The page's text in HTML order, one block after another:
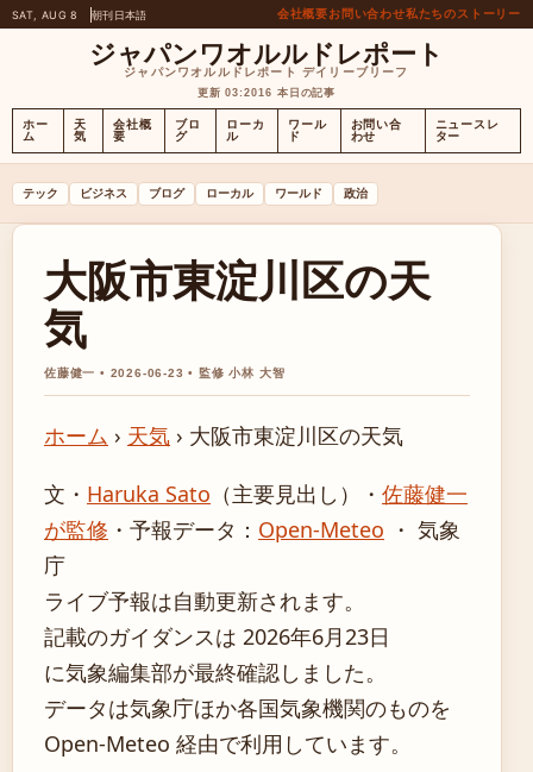
SAT, AUG 8 朝刊日本語 会社概要お問い合わせ私たちのストーリー
ジャパンワオルルドレポート
ジャパンワオルルドレポート デイリーブリーフ
更新 03:2016 本日の記事
ホー
ム
天
気
会社概
要
ブロ
グ
ローカ
ル
ワール
ド
お問い合
わせ
ニュースレ
ター
テック ビジネス ブログ ローカル ワールド 政治
大阪市東淀川区の天
気
佐藤健一 • 2026-06-23 • 監修 小林 大智
ホーム › 天気 › 大阪市東淀川区の天気
文・ Haruka Sato （主要見出し） ・ 佐藤健一
が監修 ・ 予報データ： Open-Meteo ・ 気象
庁
ライブ予報は自動更新されます。
記載のガイダンスは 2026年6月23日
に気象編集部が最終確認しました。
データは気象庁ほか各国気象機関のものを
Open-Meteo 経由で利用しています。